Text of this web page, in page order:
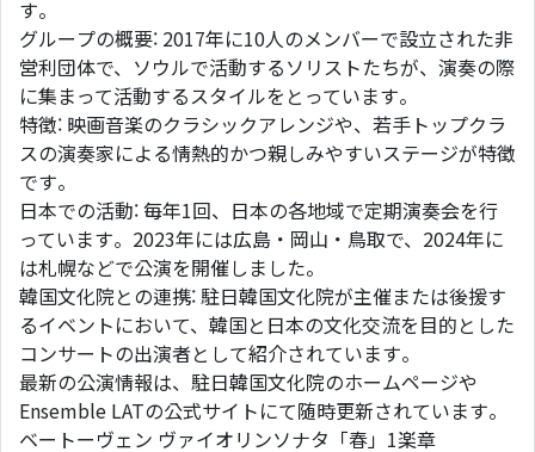
す。
グループの概要: 2017年に10人のメンバーで設立された非
営利団体で、ソウルで活動するソリストたちが、演奏の際
に集まって活動するスタイルをとっています。
特徴: 映画音楽のクラシックアレンジや、若手トップクラ
スの演奏家による情熱的かつ親しみやすいステージが特徴
です。
日本での活動: 毎年1回、日本の各地域で定期演奏会を行
っています。2023年には広島・岡山・鳥取で、2024年に
は札幌などで公演を開催しました。
韓国文化院との連携: 駐日韓国文化院が主催または後援す
るイベントにおいて、韓国と日本の文化交流を目的とした
コンサートの出演者として紹介されています。
最新の公演情報は、駐日韓国文化院のホームページや
Ensemble LATの公式サイトにて随時更新されています。
ベートーヴェン ヴァイオリンソナタ「春」1楽章